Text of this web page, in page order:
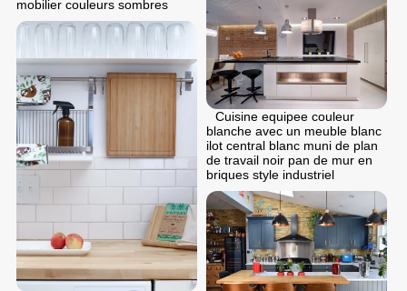
mobilier couleurs sombres
Cuisine equipee couleur
blanche avec un meuble blanc
ilot central blanc muni de plan
de travail noir pan de mur en
briques style industriel